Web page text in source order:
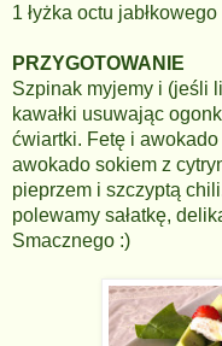
1 łyżka octu jabłkowego
PRZYGOTOWANIE
Szpinak myjemy i (jeśli
kawałki usuwając
ćwiartki. Fetę i
awokado sokiem z
pieprzem i szczyptą
polewamy sałatkę,
Smacznego :)